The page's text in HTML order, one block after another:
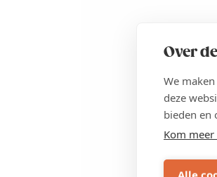
Over
We
deze
bieden en
Kom
Alle
1